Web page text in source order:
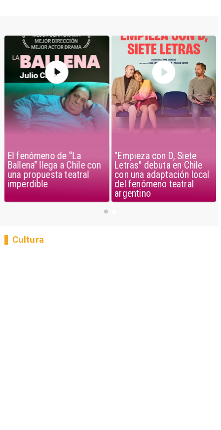
El fenómeno de “La
Ballena” llega a Chile con
una propuesta teatral
imperdible
"Empieza con D, Siete
Letras" debuta en Chile
con una adaptación local
del fenómeno teatral
argentino
Cultura